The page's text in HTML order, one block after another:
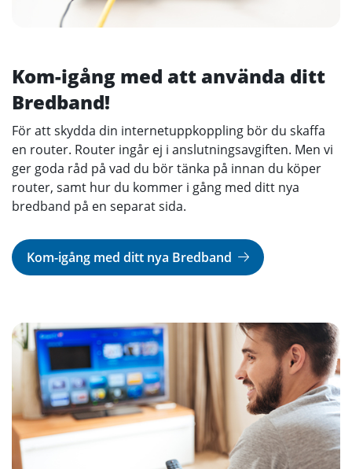
Kom-igång med att använda ditt
Bredband!
För att skydda din internetuppkoppling bör du skaffa
en router. Router ingår ej i anslutningsavgiften. Men vi
ger goda råd på vad du bör tänka på innan du köper
router, samt hur du kommer i gång med ditt nya
bredband på en separat sida.
Kom-igång med ditt nya Bredband